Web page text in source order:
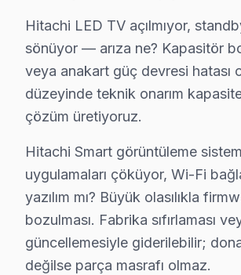
Doğru montaj, Hitachi televizyon
Hitachi TV Periyodik Bakımı
Hitachi TV'nizin uzun yıllar
• Sarıyer'de toz ve ısı yönetimi
• Güç kartı kondansatör ön
• Sarıyer'de ekran pikseli ve renk
• Ses sistemi ve hoparlör temizliği
• Sarıyer'de bağlantı portları ve
Hitachi LED TV açılmıyor, standby
sönüyor — arıza ne? Kapasitör
veya anakart güç devresi hatası
düzeyinde teknik onarım
çözüm üretiyoruz.
Hitachi Smart görüntüleme
uygulamaları çöküyor, Wi-Fi
yazılım mı? Büyük olasılıkla
bozulması. Fabrika sıfırlaması
güncellemesiyle giderilebilir;
değilse parça masrafı olmaz.